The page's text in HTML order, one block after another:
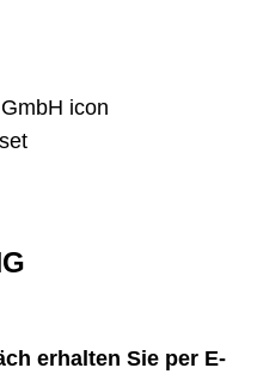
erhalten Sie per E-